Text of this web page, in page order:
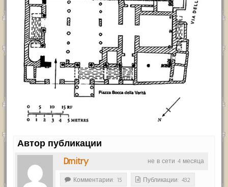
Автор публикации
не в сети 4 месяца
Dmitry
Комментарии: 15 Публикации: 432